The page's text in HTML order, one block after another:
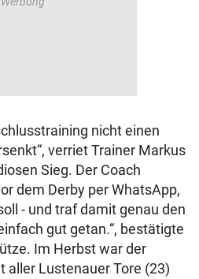
nicht einen
verriet Trainer Markus
Sieg. Der Coach
dem Derby per WhatsApp,
- und traf damit genau den
gut getan.“, bestätigte
Im Herbst war der
aller Lustenauer Tore (23)